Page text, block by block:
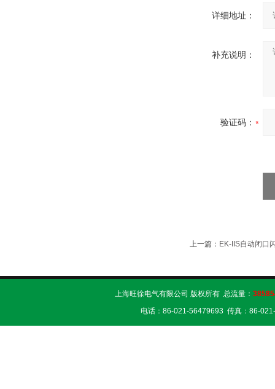
详细地址：
补充说明：
验证码：
上一篇： EK-IIS自动闭口
上海旺徐电气有限公司 版权所有 总流量：
电话：86-021-56479693 传真：86-